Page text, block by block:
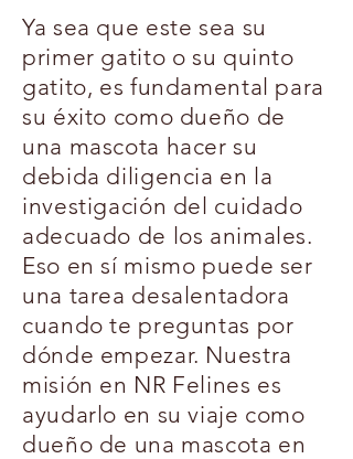
Ya sea que este sea su
primer gatito o su quinto
gatito, es fundamental para
su éxito como dueño de
una mascota hacer su
debida diligencia en la
investigación del cuidado
adecuado de los animales.
Eso en sí mismo puede ser
una tarea desalentadora
cuando te preguntas por
dónde empezar. Nuestra
misión en NR Felines es
ayudarlo en su viaje como
dueño de una mascota en